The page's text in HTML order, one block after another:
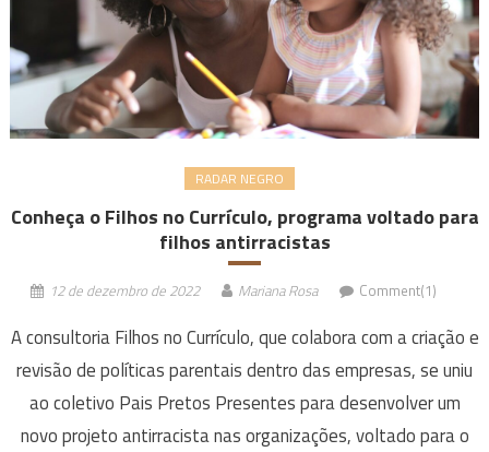
RADAR NEGRO
Conheça o Filhos no Currículo, programa voltado para
filhos antirracistas
12 de dezembro de 2022 Mariana Rosa Comment(1)
A consultoria Filhos no Currículo, que colabora com a criação e
revisão de políticas parentais dentro das empresas, se uniu
ao coletivo Pais Pretos Presentes para desenvolver um
novo projeto antirracista nas organizações, voltado para o